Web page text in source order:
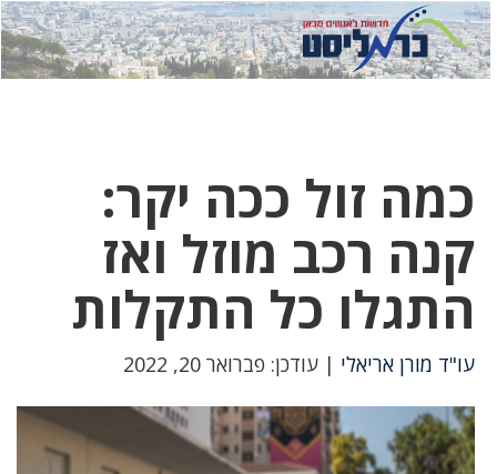
לחץ
כאן
לחץ
כדי
כמה זול ככה יקר:
קנה רכב מוזל ואז
התגלו כל התקלות
עו"ד מורן אריאלי | עודכן: פברואר 20, 2022